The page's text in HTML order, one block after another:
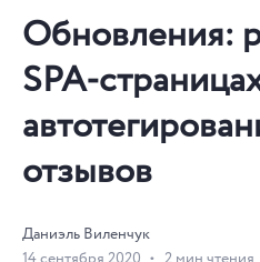
Обновления:
SPA-
отзывов
Даниэль Виленчук